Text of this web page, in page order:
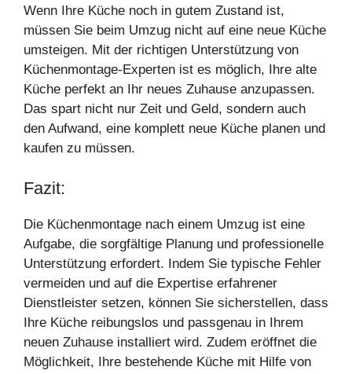
Wenn Ihre Küche noch in gutem Zustand ist,
müssen Sie beim Umzug nicht auf eine neue Küche
umsteigen. Mit der richtigen Unterstützung von
Küchenmontage-Experten ist es möglich, Ihre alte
Küche perfekt an Ihr neues Zuhause anzupassen.
Das spart nicht nur Zeit und Geld, sondern auch
den Aufwand, eine komplett neue Küche planen und
kaufen zu müssen.
Fazit:
Die Küchenmontage nach einem Umzug ist eine
Aufgabe, die sorgfältige Planung und professionelle
Unterstützung erfordert. Indem Sie typische Fehler
vermeiden und auf die Expertise erfahrener
Dienstleister setzen, können Sie sicherstellen, dass
Ihre Küche reibungslos und passgenau in Ihrem
neuen Zuhause installiert wird. Zudem eröffnet die
Möglichkeit, Ihre bestehende Küche mit Hilfe von